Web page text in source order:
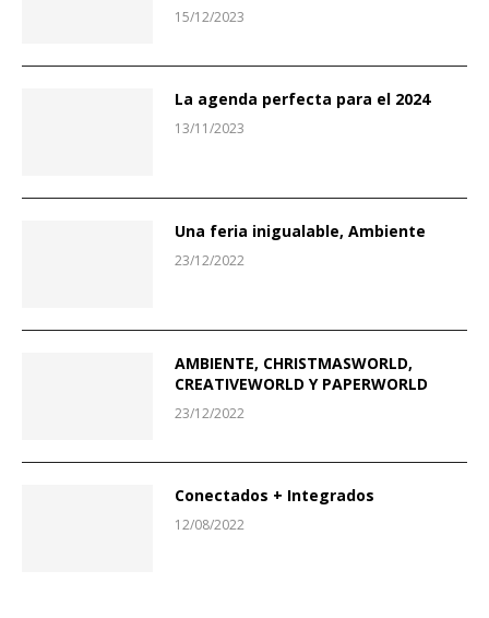
15/12/2023
La agenda perfecta para el 2024
13/11/2023
Una feria inigualable, Ambiente
23/12/2022
AMBIENTE, CHRISTMASWORLD,
CREATIVEWORLD Y PAPERWORLD
23/12/2022
Conectados + Integrados
12/08/2022